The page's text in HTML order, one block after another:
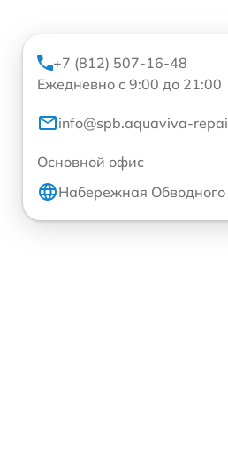
+7 (812) 507-16-48
Ежедневно с 9:00 до 21:00
info@spb.aquaviva-
Основной офис
Набережная